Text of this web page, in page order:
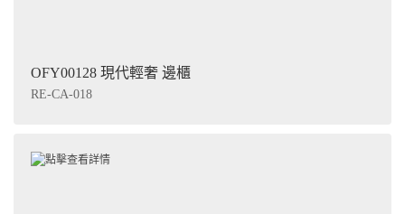
OFY00128 現代輕奢 邊櫃
RE-CA-018